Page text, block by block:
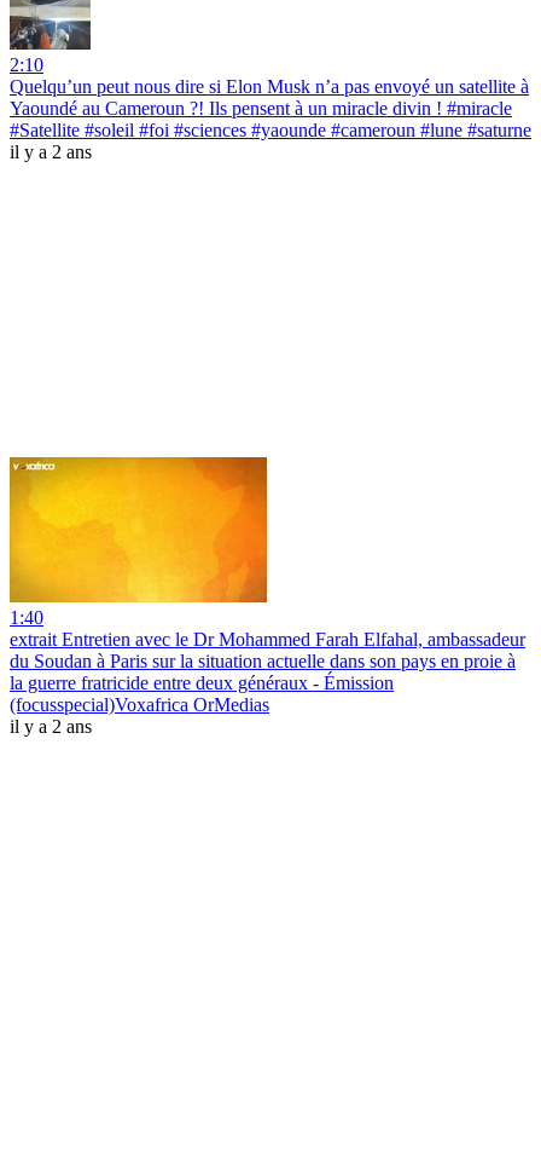
2:10
Quelqu’un peut nous dire si Elon Musk n’a pas envoyé un satellite à
Yaoundé au Cameroun ?! Ils pensent à un miracle divin ! #miracle
#Satellite #soleil #foi #sciences #yaounde #cameroun #lune #saturne
il y a 2 ans
1:40
extrait Entretien avec le Dr Mohammed Farah Elfahal, ambassadeur
du Soudan à Paris sur la situation actuelle dans son pays en proie à
la guerre fratricide entre deux généraux - Émission
(focusspecial)Voxafrica OrMedias
il y a 2 ans